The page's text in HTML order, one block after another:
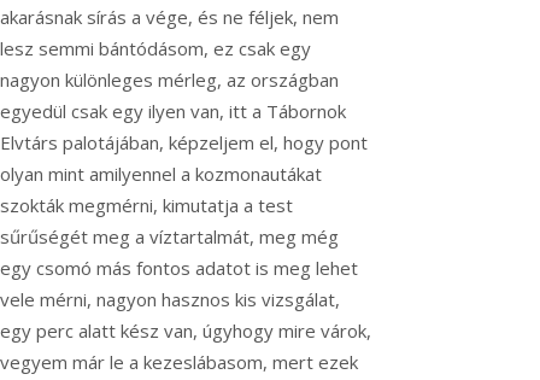
akarásnak sírás a vége, és ne féljek, nem
lesz semmi bántódásom, ez csak egy
nagyon különleges mérleg, az országban
egyedül csak egy ilyen van, itt a Tábornok
Elvtárs palotájában, képzeljem el, hogy pont
olyan mint amilyennel a kozmonautákat
szokták megmérni, kimutatja a test
sűrűségét meg a víztartalmát, meg még
egy csomó más fontos adatot is meg lehet
vele mérni, nagyon hasznos kis vizsgálat,
egy perc alatt kész van, úgyhogy mire várok,
vegyem már le a kezeslábasom, mert ezek